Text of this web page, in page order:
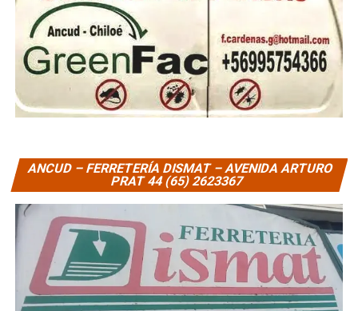
ANCUD – FERRETERÍA DISMAT – AVENIDA ARTURO
PRAT 44 (65) 2623367